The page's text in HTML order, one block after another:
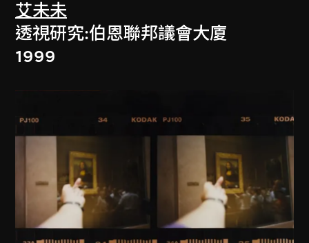
艾未未
透視研究:伯恩聯邦議會大廈
1999